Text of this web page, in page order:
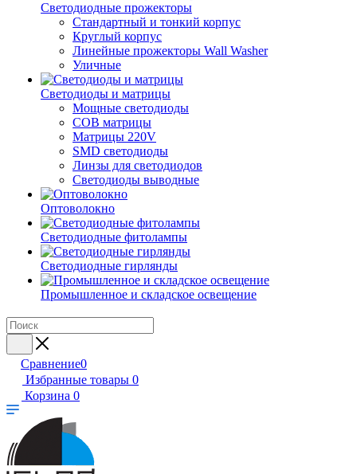
Светодиодные прожекторы
Стандартный и тонкий корпус
Круглый корпус
Линейные прожекторы Wall Washer
Уличные
Светодиоды и матрицы
Мощные светодиоды
COB матрицы
Матрицы 220V
SMD светодиоды
Линзы для светодиодов
Светодиоды выводные
Оптоволокно
Светодиодные фитолампы
Светодиодные гирлянды
Промышленное и складское освещение
Сравнение0
Избранные товары 0
Корзина 0